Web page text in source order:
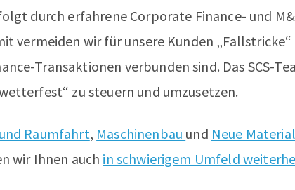
durch erfahrene Corporate Finance- und
vermeiden wir für unsere Kunden
Transaktionen verbunden sind. Das SCS-
zu steuern und umzusetzen.
Raumfahrt, Maschinenbau und Neue
wir Ihnen auch in schwierigem Umfeld